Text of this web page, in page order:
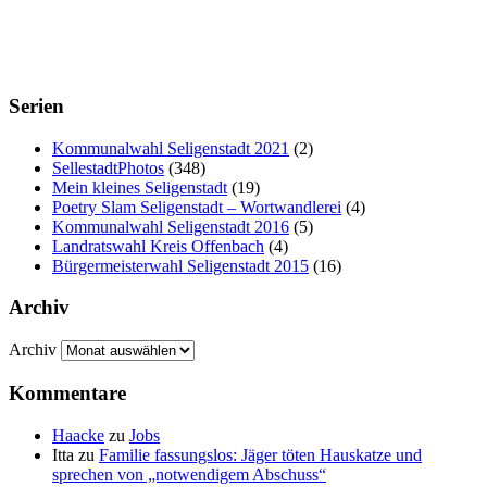
Serien
Kommunalwahl Seligenstadt 2021 (2)
SellestadtPhotos (348)
Mein kleines Seligenstadt (19)
Poetry Slam Seligenstadt – Wortwandlerei (4)
Kommunalwahl Seligenstadt 2016 (5)
Landratswahl Kreis Offenbach (4)
Bürgermeisterwahl Seligenstadt 2015 (16)
Archiv
Archiv
Kommentare
Haacke zu Jobs
Itta zu Familie fassungslos: Jäger töten Hauskatze und
sprechen von „notwendigem Abschuss“